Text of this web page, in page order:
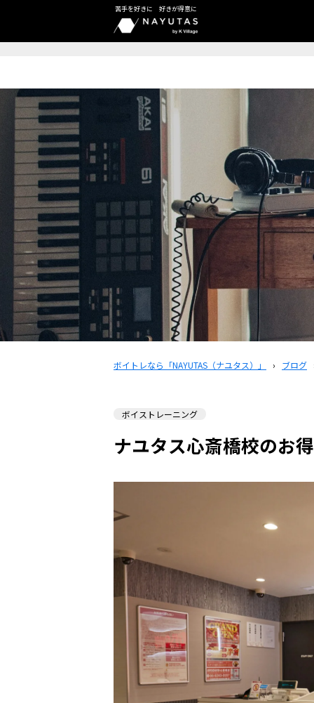
苦手を好きに 好きが得意に
ボイトレなら「NAYUTAS（ナユタス）」 › ブログ
ボイストレーニング
ナユタス心斎橋校のお